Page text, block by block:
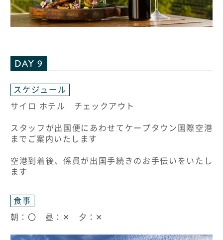
DAY 9
スケジュール
サイロ ホテル チェックアウト
スタッフが出国便にあわせてケープタウン国際空港
までご案内いたします
空港到着後、係員が出国手続きのお手伝いをいたし
ます
食事
朝：〇 昼：✕ 夕：✕